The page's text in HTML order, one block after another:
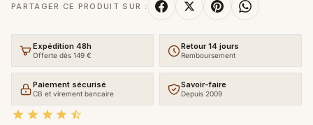
PARTAGER CE PRODUIT SUR :
Expédition 48h
Offerte dès 149 €
Retour 14 jours
Remboursement
Paiement sécurisé
CB et virement bancaire
Savoir-faire
Depuis 2009
    